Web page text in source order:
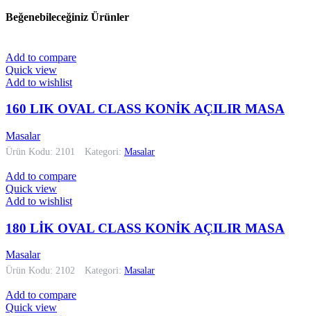
Beğenebileceğiniz Ürünler
Add to compare
Quick view
Add to wishlist
160 LIK OVAL CLASS KONİK AÇILIR MASA
Masalar
Ürün Kodu: 2101 Kategori: Masalar
Add to compare
Quick view
Add to wishlist
180 LİK OVAL CLASS KONİK AÇILIR MASA
Masalar
Ürün Kodu: 2102 Kategori: Masalar
Add to compare
Quick view